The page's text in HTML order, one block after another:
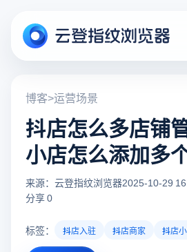
博客>运营场景
抖店怎么多店铺
小店怎么添加多
来源：云登指纹浏览器2025-10-29
分享 0
标签： 抖店入驻 抖店商家 抖店